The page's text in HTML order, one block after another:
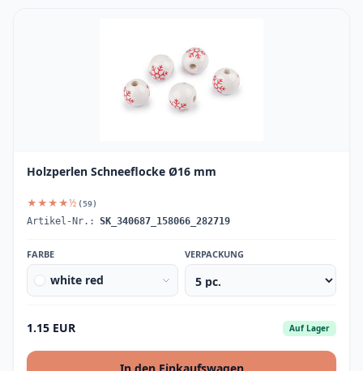
Holzperlen Schneeflocke Ø16 mm
★★★★½ (59)
Artikel-Nr.: SK_340687_158066_282719
FARBE
white red
VERPACKUNG
1.15 EUR Auf Lager